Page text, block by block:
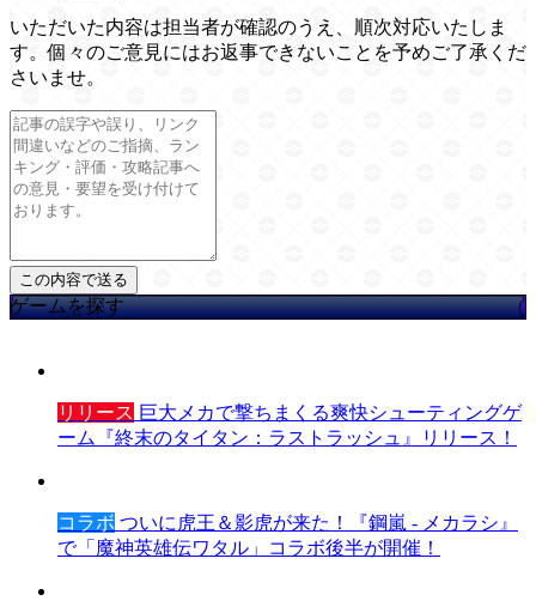
いただいた内容は担当者が確認のうえ、順次対応いたしま
す。個々のご意見にはお返事できないことを予めご了承くだ
さいませ。
ゲームを探す
リリース 巨大メカで撃ちまくる爽快シューティングゲ
ーム『終末のタイタン：ラストラッシュ』リリース！
コラボ ついに虎王＆影虎が来た！『鋼嵐 - メカラシ』
で「魔神英雄伝ワタル」コラボ後半が開催！